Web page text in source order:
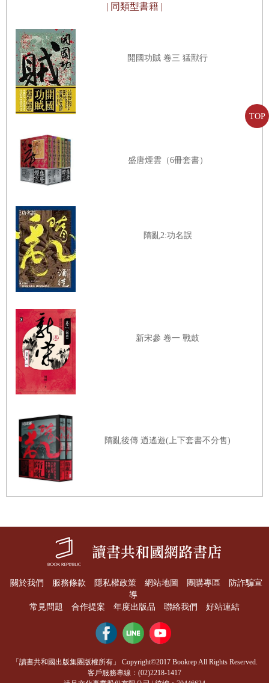
TOP
| 同類型書籍 |
開國功賊 卷三 猛獸行
盛唐煙雲（6冊套書）
隋亂2:功名誤
新宋參 卷一 戰鼓
隋亂後傳 逍遙遊(上下套書不分售)
關於我們 服務條款 隱私權政策 網站地圖 團購專區
防詐騙宣
導
常見問題
合作提案 年度出版品 聯絡我們 好站連結
「讀書共和國出版集團版權所有」 Copyright©2017 Bookrep All Rights Reserved.
客戶服務專線：(02)2218-1417